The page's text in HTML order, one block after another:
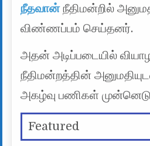
நீதவான்நீதிமன்றில்
விண்ணப்பம் செய்தனர்.
அதன் அடிப்படையில்
நீதிமன்றத்தின்
அகழ்வு பணிகள்
Featured